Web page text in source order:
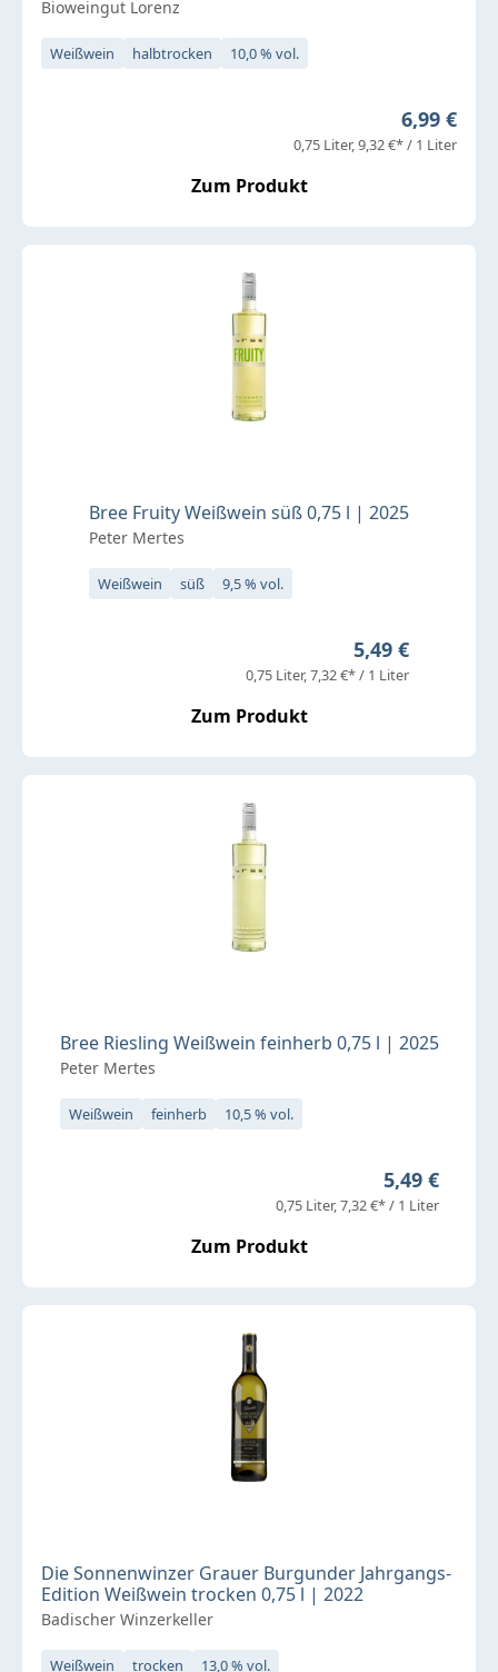
Bioweingut Lorenz
Weißwein halbtrocken 10,0 % vol.
Regulärer
6,99 €
0,75 Liter 9,32 €* / 1 Liter
Zum Produkt
Bree Fruity Weißwein süß 0,75 l | 2025
Peter Mertes
Weißwein süß 9,5 % vol.
Regulärer
5,49 €
0,75 Liter 7,32 €* / 1 Liter
Zum Produkt
Bree Riesling Weißwein feinherb 0,75 l | 2025
Peter Mertes
Weißwein feinherb 10,5 % vol.
Regulärer
5,49 €
0,75 Liter 7,32 €* / 1 Liter
Zum Produkt
Die Sonnenwinzer Grauer Burgunder Jahrgangs-
Edition Weißwein trocken 0,75 l | 2022
Badischer Winzerkeller
Weißwein trocken 13,0 % vol.